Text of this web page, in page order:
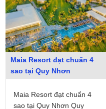
Maia Resort đạt chuẩn 4
sao tại Quy Nhơn
Maia Resort đạt chuẩn 4
sao tại Quy Nhơn Quy